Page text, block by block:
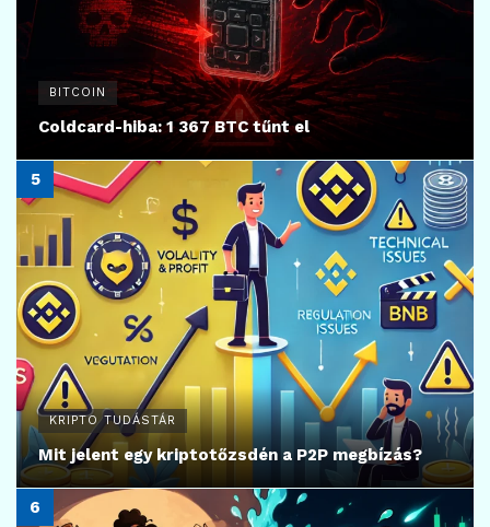
BITCOIN
Coldcard-hiba: 1 367 BTC tűnt el
KRIPTO TUDÁSTÁR
Mit jelent egy kriptotőzsdén a P2P megbízás?